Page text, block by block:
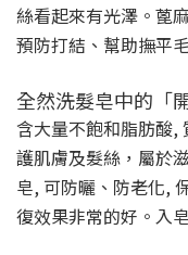
絲看起來有光澤。蓖
預防打結、幫助撫平
全然洗髮皂中的「
含大量不飽和脂肪酸,
護肌膚及髮絲，屬於
皂, 可防曬、防老化,
復效果非常的好。入